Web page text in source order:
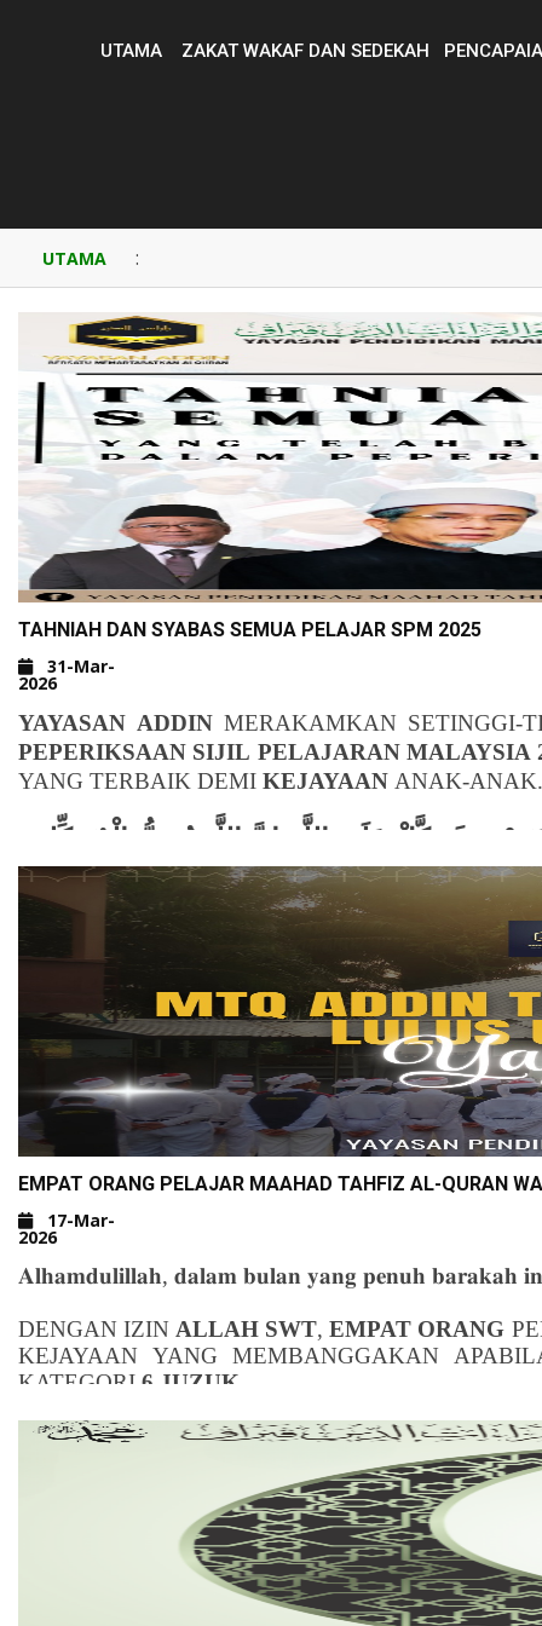
UTAMA ZAKAT WAKAF DAN SEDEKAH
UTAMA :
TAHNIAH DAN SYABAS SEMUA PELAJAR SPM 2025
31-Mar-
2026
YAYASAN ADDIN MERAKAMKAN SETINGGI-
PEPERIKSAAN SIJIL PELAJARAN MALAYSIA
YANG TERBAIK DEMI KEJAYAAN ANAK-ANAK.
فَتَوَكَّلْ عَلَى اللَّهِ إِنَّ اللَّهَ يُحِبُّ الْمُتَوَكِّلِينَ
"KEMUDIAN APABILA KAMU TELAH
(SURAH ALI-IMRAN, AYAT 159)
SAMA ADA DIKATAKAN 'BIASA', 'SEDIKIT'
KEGEMBIRAAN DAN KESYUKURAN.
KEPUTUSANHARI INI BUKAN
YANG TELAH DIPEROLEH TERUS
EMPAT ORANG PELAJAR MAAHAD TAHFIZ AL-QURAN
17-Mar-
2026
𝐀𝐥𝐡𝐚𝐦𝐝𝐮𝐥𝐢𝐥𝐥𝐚𝐡, 𝐝𝐚𝐥𝐚𝐦 𝐛𝐮𝐥𝐚𝐧 𝐲𝐚𝐧𝐠 𝐩𝐞𝐧𝐮𝐡 𝐛𝐚𝐫𝐚𝐤𝐚𝐡
DENGAN IZIN ALLAH SWT, EMPAT ORANG
KEJAYAAN YANG MEMBANGGAKAN
KATEGORI 6 JUZUK
NUR AMANI AISHAH BINTI MOHD
MAAHAD TAHFIZ ALQURAN WALQIRAAT
AMANINA BINTI AZROLNIZAM
MAAHAD TAHFIZ AL QURAN WAL QIRAAT
MUHAMMAD RAFIZAL HANIF BIN
MAAHAD TAHFIZ AL-QURAN WAL-QIRAAT
AHMAD AQIL BIN AHMAD ASLAN